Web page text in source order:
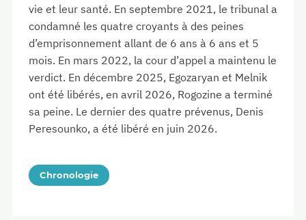
vie et leur santé. En septembre 2021, le tribunal a
condamné les quatre croyants à des peines
d’emprisonnement allant de 6 ans à 6 ans et 5
mois. En mars 2022, la cour d’appel a maintenu le
verdict. En décembre 2025, Egozaryan et Melnik
ont été libérés, en avril 2026, Rogozine a terminé
sa peine. Le dernier des quatre prévenus, Denis
Peresounko, a été libéré en juin 2026.
Chronologie